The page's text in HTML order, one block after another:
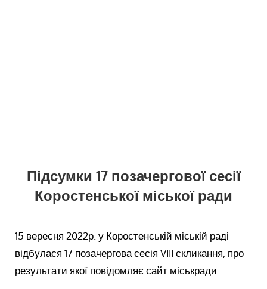
Підсумки 17 позачергової сесії
Коростенської міської ради
15 вересня 2022р. у Коростенській міській раді
відбулася 17 позачергова сесія VIII скликання, про
результати якої повідомляє сайт міськради.